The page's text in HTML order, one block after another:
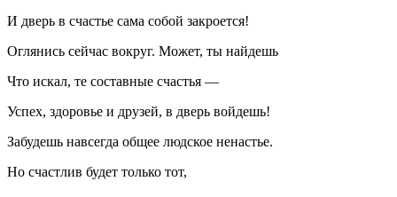
И дверь в счастье сама собой закроется!
Оглянись сейчас вокруг. Может, ты найдешь
Что искал, те составные счастья —
Успех, здоровье и друзей, в дверь войдешь!
Забудешь навсегда общее людское ненастье.
Но счастлив будет только тот,